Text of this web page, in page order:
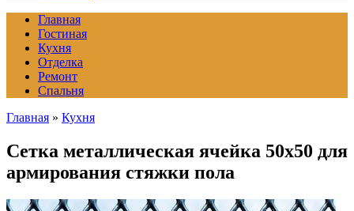
Главная
Гостиная
Кухня
Отделка
Ремонт
Спальня
Главная » Кухня
Сетка металлическая ячейка 50х50 для
армирования стяжки пола